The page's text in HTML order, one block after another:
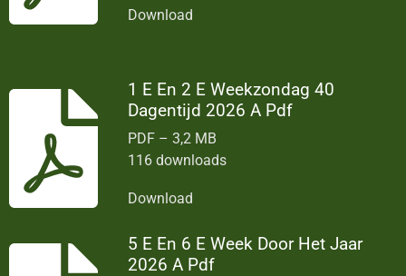
Download
1 E En 2 E Weekzondag 40
Dagentijd 2026 A Pdf
PDF – 3,2 MB
116 downloads
Download
5 E En 6 E Week Door Het Jaar
2026 A Pdf